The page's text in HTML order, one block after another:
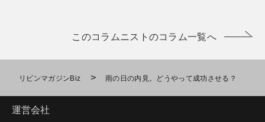
このコラムニストのコラム一覧へ
リビンマガジンBiz > 雨の日の内見。どうやって成功させる？
運営会社